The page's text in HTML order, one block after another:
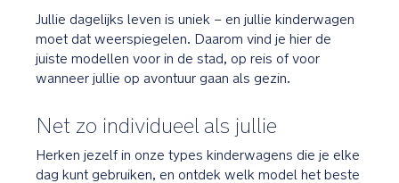
Jullie dagelijks leven is uniek – en jullie kinderwagen
moet dat weerspiegelen. Daarom vind je hier de
juiste modellen voor in de stad, op reis of voor
wanneer jullie op avontuur gaan als gezin.
Net zo individueel als jullie
Herken jezelf in onze types kinderwagens die je elke
dag kunt gebruiken, en ontdek welk model het beste